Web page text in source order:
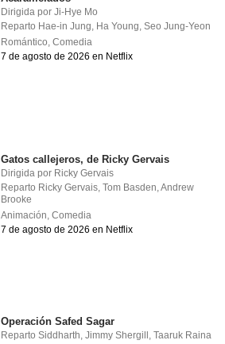
Dirigida porJi-Hye Mo
Reparto Hae-in Jung, Ha Young,Seo Jung-Yeon
Romántico,Comedia
7 de agosto de 2026 en Netflix
Gatos callejeros, de Ricky Gervais
Dirigida por Ricky Gervais
Reparto Ricky Gervais,Tom Basden,Andrew
Brooke
Animación,Comedia
7 de agosto de 2026 en Netflix
Operación Safed Sagar
RepartoSiddharth ,Jimmy Shergill ,Taaruk Raina